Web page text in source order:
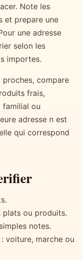
Note les
et prepare une
une adresse
selon les
importes.
proches, compare
frais,
familial ou
adresse n est
qui correspond
plats ou produits.
notes.
voiture, marche ou